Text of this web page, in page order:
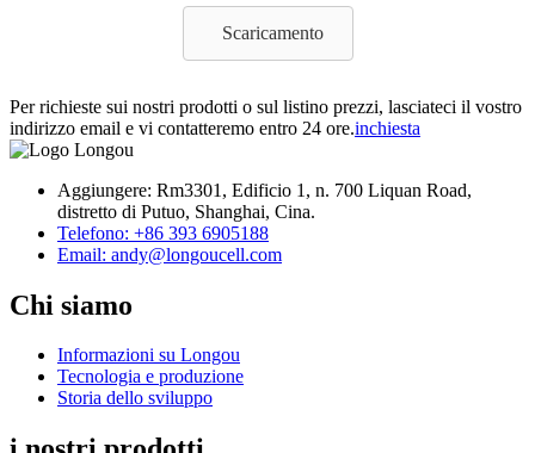
Scaricamento
Per richieste sui nostri prodotti o sul listino prezzi, lasciateci il vostro
indirizzo email e vi contatteremo entro 24 ore.inchiesta
Aggiungere: Rm3301, Edificio 1, n. 700 Liquan Road,
distretto di Putuo, Shanghai, Cina.
Telefono: +86 393 6905188
Email: andy@longoucell.com
Chi siamo
Informazioni su Longou
Tecnologia e produzione
Storia dello sviluppo